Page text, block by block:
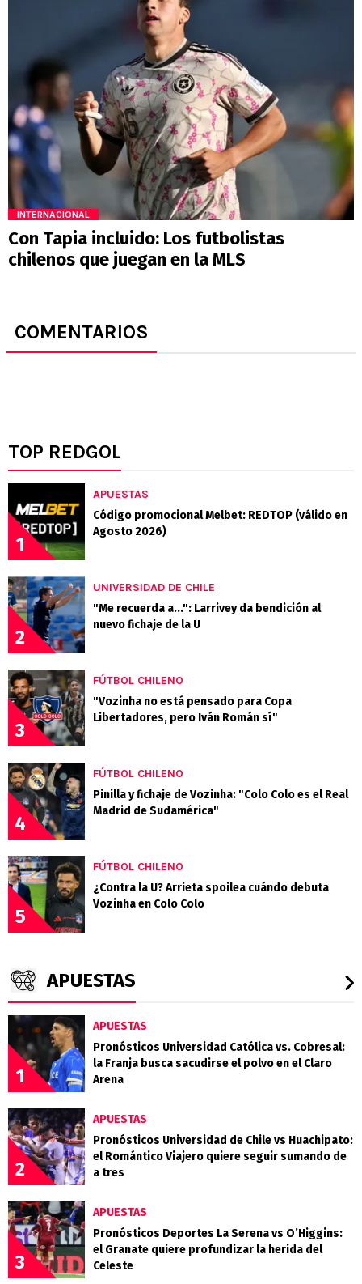
INTERNACIONAL
Con Tapia incluido: Los futbolistas
chilenos que juegan en la MLS
COMENTARIOS
TOP REDGOL
1
APUESTAS
Código promocional Melbet: REDTOP (válido en
Agosto 2026)
2
UNIVERSIDAD DE CHILE
"Me recuerda a...": Larrivey da bendición al
nuevo fichaje de la U
3
FÚTBOL CHILENO
"Vozinha no está pensado para Copa
Libertadores, pero Iván Román sí"
4
FÚTBOL CHILENO
Pinilla y fichaje de Vozinha: "Colo Colo es el Real
Madrid de Sudamérica"
5
FÚTBOL CHILENO
¿Contra la U? Arrieta spoilea cuándo debuta
Vozinha en Colo Colo
APUESTAS
1
APUESTAS
Pronósticos Universidad Católica vs. Cobresal:
la Franja busca sacudirse el polvo en el Claro
Arena
2
APUESTAS
Pronósticos Universidad de Chile vs Huachipato:
el Romántico Viajero quiere seguir sumando de
a tres
3
APUESTAS
Pronósticos Deportes La Serena vs O’Higgins:
el Granate quiere profundizar la herida del
Celeste